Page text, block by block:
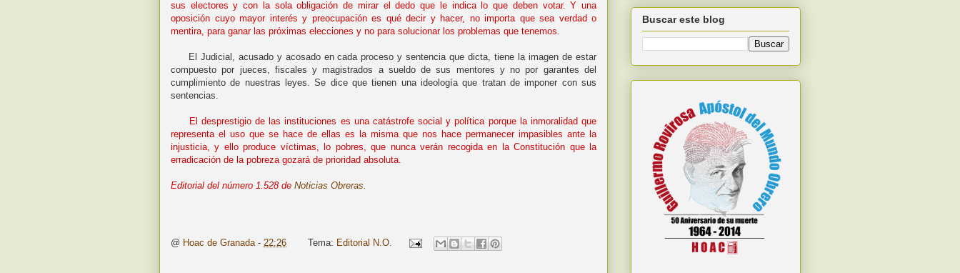
sus electores y con la sola obligación de mirar el dedo que le indica lo que deben votar. Y una
oposición cuyo mayor interés y preocupación es qué decir y hacer, no importa que sea verdad o
mentira, para ganar las próximas elecciones y no para solucionar los problemas que tenemos.
El Judicial, acusado y acosado en cada proceso y sentencia que dicta, tiene la imagen de estar
compuesto por jueces, fiscales y magistrados a sueldo de sus mentores y no por garantes del
cumplimiento de nuestras leyes. Se dice que tienen una ideología que tratan de imponer con sus
sentencias.
El desprestigio de las instituciones es una catástrofe social y política porque la inmoralidad que
representa el uso que se hace de ellas es la misma que nos hace permanecer impasibles ante la
injusticia, y ello produce víctimas, lo pobres, que nunca verán recogida en la Constitución que la
erradicación de la pobreza gozará de prioridad absoluta.
Editorial del número 1.528 de Noticias Obreras.
@ Hoac de Granada - 22:26 Tema: Editorial N.O.
Buscar este blog